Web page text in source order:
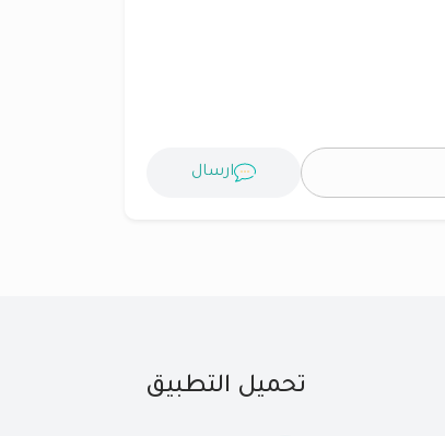
ارسال
تحميل التطبيق